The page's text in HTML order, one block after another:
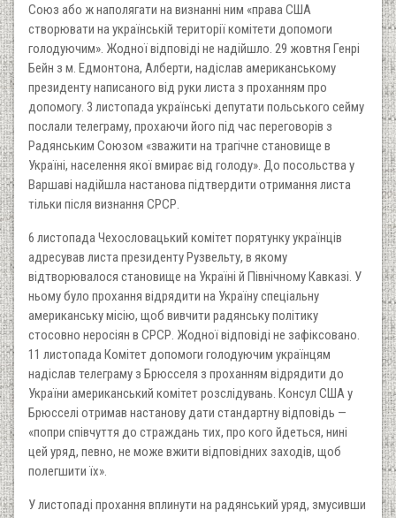
Союз або ж наполягати на визнанні ним «права США
створювати на українській території комітети допомоги
голодуючим». Жодної відповіді не надійшло. 29 жовтня Генрі
Бейн з м. Едмонтона, Алберти, надіслав американському
президенту написаного від руки листа з проханням про
допомогу. 3 листопада українські депутати польського сейму
послали телеграму, прохаючи його під час переговорів з
Радянським Союзом «зважити на трагічне становище в
Україні, населення якої вмирає від голоду». До посольства у
Варшаві надійшла настанова підтвердити отримання листа
тільки після визнання СРСР.
6 листопада Чехословацький комітет порятунку українців
адресував листа президенту Рузвельту, в якому
відтворювалося становище на Україні й Північному Кавказі. У
ньому було прохання відрядити на Україну спеціальну
американську місію, щоб вивчити радянську політику
стосовно неросіян в СРСР. Жодної відповіді не зафіксовано.
11 листопада Комітет допомоги голодуючим українцям
надіслав телеграму з Брюсселя з проханням відрядити до
України американський комітет розслідувань. Консул США у
Брюсселі отримав настанову дати стандартну відповідь —
«попри співчуття до страждань тих, про кого йдеться, нині
цей уряд, певно, не може вжити відповідних заходів, щоб
полегшити їх».
У листопаді прохання вплинути на радянський уряд, змусивши